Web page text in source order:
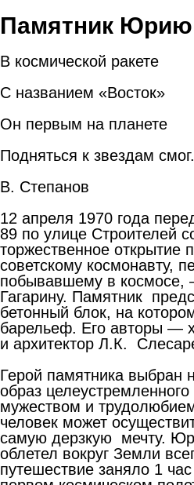
Памятник Юрию
В космической ракете
С названием «Восток»
Он первым на планете
Подняться к звездам смог.
В. Степанов
12 апреля 1970 года
89 по улице Строителей
торжественное открытие
советскому космонавту,
побывавшему в космосе,
Гагарину. Памятник
бетонный блок, на
барельеф. Его авторы —
и архитектор Л.К.
Герой памятника выбран
образ
мужеством и
человек может
самую дерзкую мечту.
облетел вокруг Земли
путешествие заняло 1